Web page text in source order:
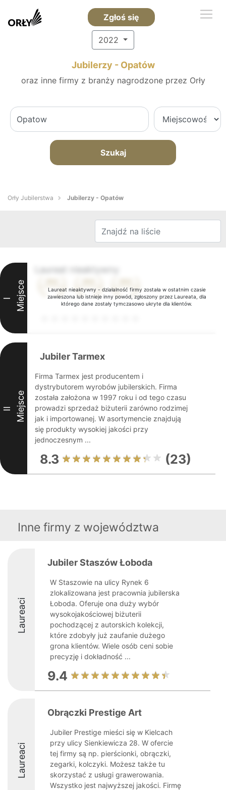
Zgłoś się
2022
Jubilerzy - Opatów
oraz inne firmy z branży nagrodzone przez Orły
Szukaj
Orły Jubilerstwa Jubilerzy - Opatów
Laureat nieaktywny - działalność firmy została w ostatnim czasie
zawieszona lub istnieje inny powód, zgłoszony przez Laureata, dla
którego dane zostały tymczasowo ukryte dla klientów.
I Miejsce
II Miejsce
Jubiler Tarmex
Firma Tarmex jest producentem i
dystrybutorem wyrobów jubilerskich. Firma
została założona w 1997 roku i od tego czasu
prowadzi sprzedaż biżuterii zarówno rodzimej
jak i importowanej. W asortymencie znajdują
się produkty wysokiej jakości przy
jednoczesnym ...
8.3 (23)
Inne firmy z województwa
Laureaci
Jubiler Staszów Łoboda
W Staszowie na ulicy Rynek 6
zlokalizowana jest pracownia jubilerska
Łoboda. Oferuje ona duży wybór
wysokojakościowej biżuterii
pochodzącej z autorskich kolekcji,
które zdobyły już zaufanie dużego
grona klientów. Wiele osób ceni sobie
precyzję i dokładność ...
9.4
Laureaci
Obrączki Prestige Art
Jubiler Prestige mieści się w Kielcach
przy ulicy Sienkiewicza 28. W ofercie
tej firmy są np. pierścionki, obrączki,
zegarki, kolczyki. Możesz także tu
skorzystać z usługi grawerowania.
Wszystko jest najwyższej jakości. Firmę